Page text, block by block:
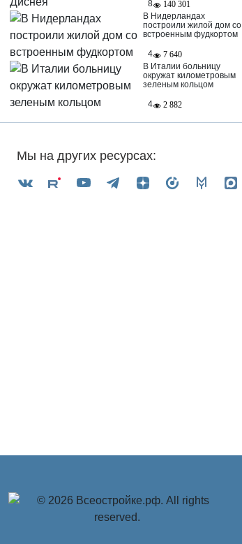
8
140 301
В Нидерландах
построили жилой дом со
встроенным фудкортом
4
7 640
В Италии больницу
окружат километровым
зеленым кольцом
4
2 882
Мы на других ресурсах: